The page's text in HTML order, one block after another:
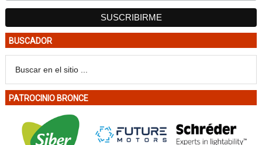
BUSCADOR
PATROCINIO BRONCE